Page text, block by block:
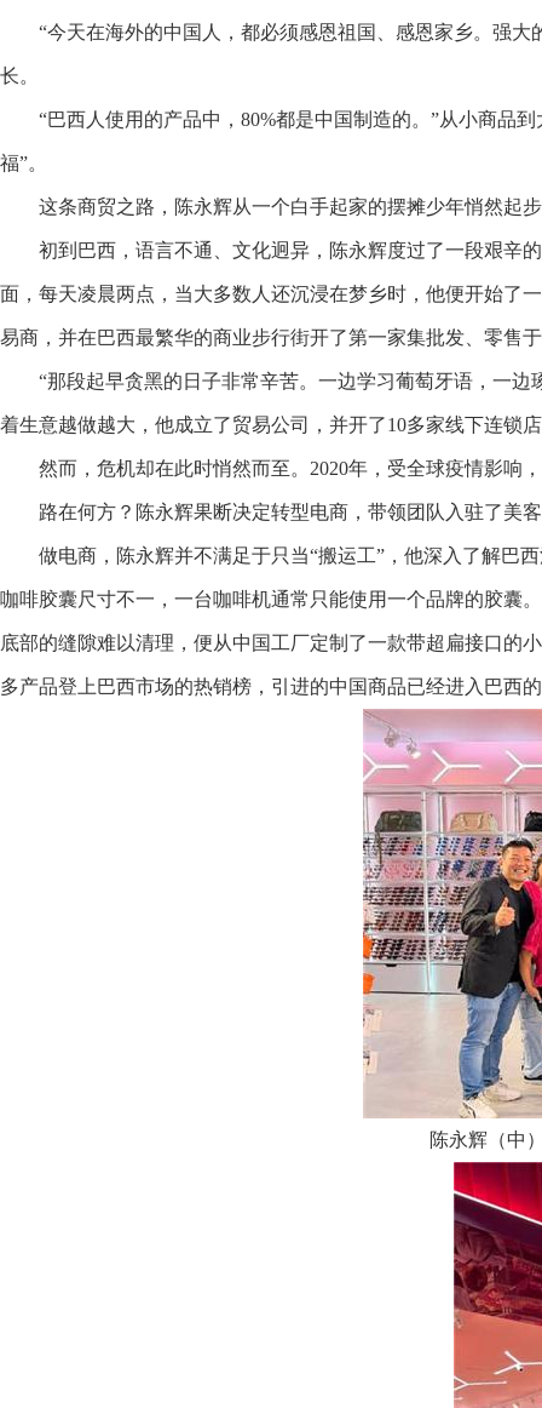
“今天在海外的中国人，都必须感恩祖国、感恩家乡。强
长。
“巴西人使用的产品中，80%都是中国制造的。”从小商品
福”。
这条商贸之路，陈永辉从一个白手起家的摆摊少年悄然起
初到巴西，语言不通、文化迥异，陈永辉度过了一段艰辛
面，每天凌晨两点，当大多数人还沉浸在梦乡时，他便开始了
易商，并在巴西最繁华的商业步行街开了第一家集批发、零售
“那段起早贪黑的日子非常辛苦。一边学习葡萄牙语，一
着生意越做越大，他成立了贸易公司，并开了10多家线下连锁
然而，危机却在此时悄然而至。2020年，受全球疫情影响
路在何方？陈永辉果断决定转型电商，带领团队入驻了美
做电商，陈永辉并不满足于只当“搬运工”，他深入了解巴
咖啡胶囊尺寸不一，一台咖啡机通常只能使用一个品牌的胶囊
底部的缝隙难以清理，便从中国工厂定制了一款带超扁接口
多产品登上巴西市场的热销榜，引进的中国商品已经进入巴西
陈永辉（中